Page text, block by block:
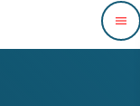
menu